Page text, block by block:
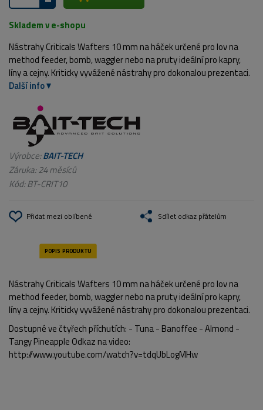
Skladem v e-shopu
Nástrahy Criticals Wafters 10 mm na háček určené pro lov na
method feeder, bomb, waggler nebo na pruty ideální pro kapry,
líny a cejny. Kriticky vyvážené nástrahy pro dokonalou prezentaci.
Další info
Výrobce:BAIT-TECH
Záruka: 24 měsíců
Kód:BT-CRIT10
Přidat mezi oblíbené Sdílet odkaz přátelům
Nástrahy Criticals Wafters 10 mm na háček určené pro lov na
method feeder, bomb, waggler nebo na pruty ideální pro kapry,
líny a cejny. Kriticky vyvážené nástrahy pro dokonalou prezentaci.
Dostupné ve čtyřech příchutích: - Tuna - Banoffee - Almond -
Tangy Pineapple Odkaz na video:
http://www.youtube.com/watch?v=tdqUbLogMHw